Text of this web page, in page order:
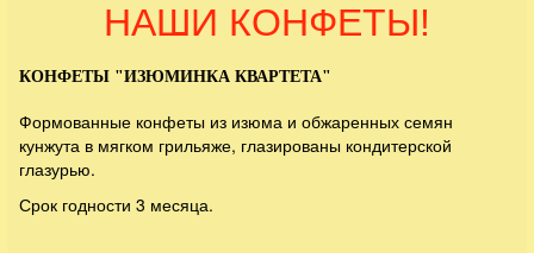
НАШИ КОНФЕТЫ!
КОНФЕТЫ "ИЗЮМИНКА КВАРТЕТА"
Формованные конфеты из изюма и обжаренных семян
кунжута в мягком грильяже, глазированы кондитерской
глазурью.
Срок годности 3 месяца.